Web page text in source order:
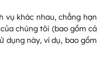
vụ khác nhau, chẳng hạn
chúng tôi (bao gồm cả
dụng này, ví dụ, bao gồm